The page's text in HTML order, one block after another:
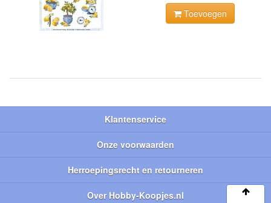
Toevoegen
Klantenservice
Onze voorwaarden
Herroepingsrecht en retourneren
Over Hobby-Koopjes.nl